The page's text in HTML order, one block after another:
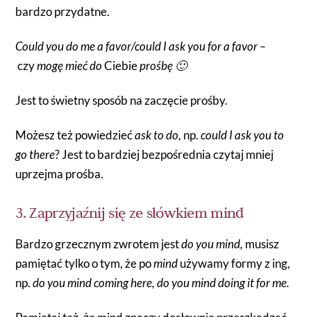
bardzo przydatne.
Could you do me a favor/could I ask you for a favor –
czymogę mieć doCiebieprośbę 🙂
Jest to świetny sposób na zaczęcie prośby.
Możesz też powiedziećask to do, np.could I ask you to
go there? Jest to bardziej bezpośrednia czytaj mniej
uprzejma prośba.
3. Zaprzyjaźnij się ze słówkiem mind
Bardzo grzecznym zwrotem jestdo you mind, musisz
pamiętać tylko o tym, że pomindużywamy formy z ing,
np.do you mind coming here, do you mind doing it for me.